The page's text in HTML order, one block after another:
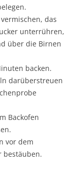
das
unterrühren,
über die Birnen
backen.
darüberstreuen
Backofen
vor dem
bestäuben.